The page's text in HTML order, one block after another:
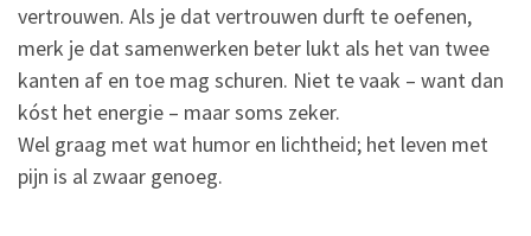
vertrouwen. Als je dat vertrouwen durft te oefenen,
merk je dat samenwerken beter lukt als het van twee
kanten af en toe mag schuren. Niet te vaak – want dan
kóst het energie – maar soms zeker.
Wel graag met wat humor en lichtheid; het leven met
pijn is al zwaar genoeg.